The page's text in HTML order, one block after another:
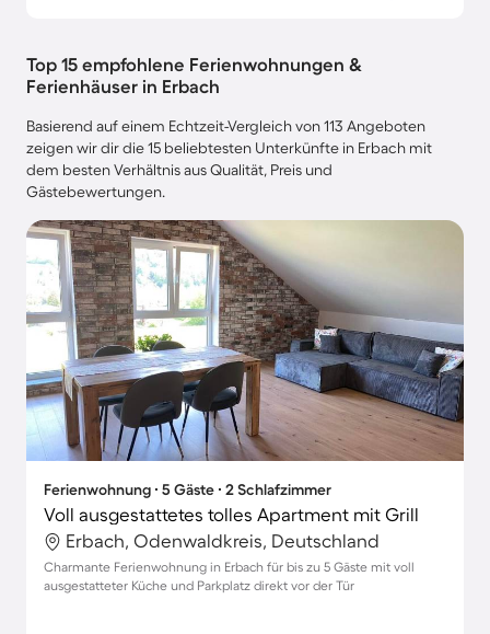
Top 15 empfohlene Ferienwohnungen &
Ferienhäuser in Erbach
Basierend auf einem Echtzeit-Vergleich von 113 Angeboten
zeigen wir dir die 15 beliebtesten Unterkünfte in Erbach mit
dem besten Verhältnis aus Qualität, Preis und
Gästebewertungen.
Ferienwohnung ∙ 5 Gäste ∙ 2 Schlafzimmer
Voll ausgestattetes tolles Apartment mit Grill
Erbach, Odenwaldkreis, Deutschland
Charmante Ferienwohnung in Erbach für bis zu 5 Gäste mit voll
ausgestatteter Küche und Parkplatz direkt vor der Tür